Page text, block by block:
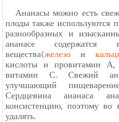
Ананасы можно есть
плоды также используются
разнообразных и
ананасе содержатся
вещества(железо и
кислоты и провитамин
витамин С. Свежий
улучшающий
Сердцевина ананаса
консистенцию, поэтому во
удалять.